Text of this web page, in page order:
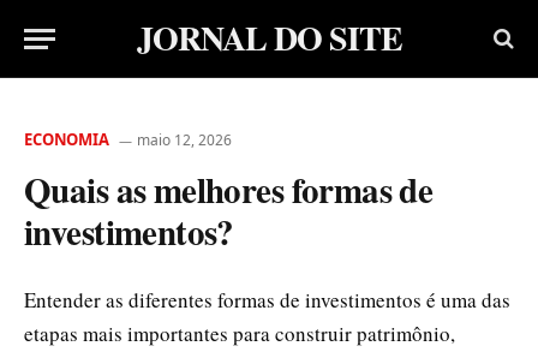
JORNAL DO SITE
ECONOMIA maio 12, 2026
Quais as melhores formas de
investimentos?
Entender as diferentes formas de investimentos é uma das
etapas mais importantes para construir patrimônio,